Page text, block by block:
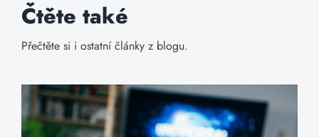
Čtěte také
Přečtěte si i ostatní články z blogu.